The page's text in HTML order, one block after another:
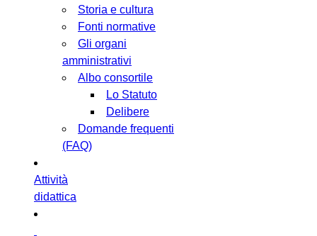
Storia e cultura
Fonti normative
Gli organi
amministrativi
Albo consortile
Lo Statuto
Delibere
Domande frequenti
(FAQ)
Attività
didattica